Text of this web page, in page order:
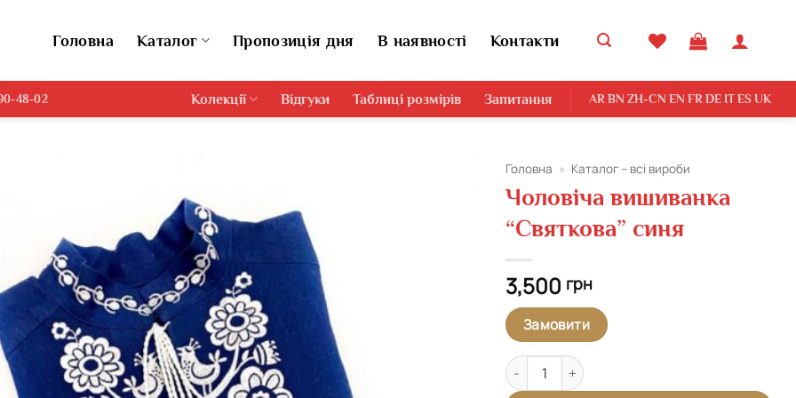
Головна Каталог Пропозиція дня В наявності Контакти
48-02 Колекції Відгуки Таблиці розмірів Запитання AR BN ZH-CN EN FR DE IT ES UK
Головна » Каталог – всі вироби
Чоловіча вишиванка
“Святкова” синя
3,500 грн
Замовити
Чоловіча вишиванка "Святкова" синя кількість